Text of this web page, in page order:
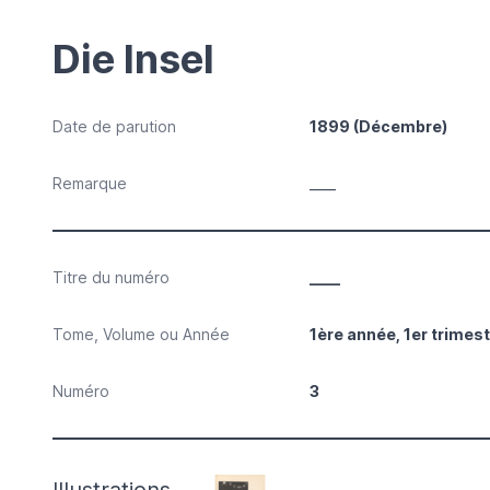
Die Insel
Date de parution 1899 (Décembre)
Remarque
Titre du numéro
Tome, Volume ou Année 1ère année, 1er
Numéro 3